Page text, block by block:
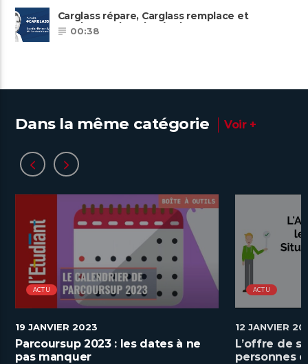
Carglass répare, Carglass remplace et
Carglass embauche également.
00:38
Dans la même catégorie Voir +
ACTU
19 JANVIER 2023
Parcoursup 2023 : les dates à ne
pas manquer
ACTU
12 JANVIER
L’offre de
personnes